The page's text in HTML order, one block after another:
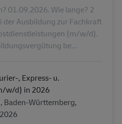
01.09.2026. Wie lange? 2
der Ausbildung zur Fachkraft
(m/w/d).
be...
, Express- u.
w/d) in 2026
Baden-Württemberg,